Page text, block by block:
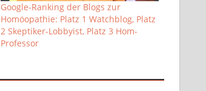
Google-Ranking der Blogs zur
Homöopathie: Platz 1 Watchblog, Platz
2 Skeptiker-Lobbyist, Platz 3 Hom-
Professor